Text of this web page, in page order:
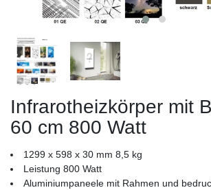
Infrarotheizkörper mit
60 cm 800 Watt
1299 x 598 x 30 mm 8,5 kg
Leistung 800 Watt
Aluminiumpaneele mit Rahmen und